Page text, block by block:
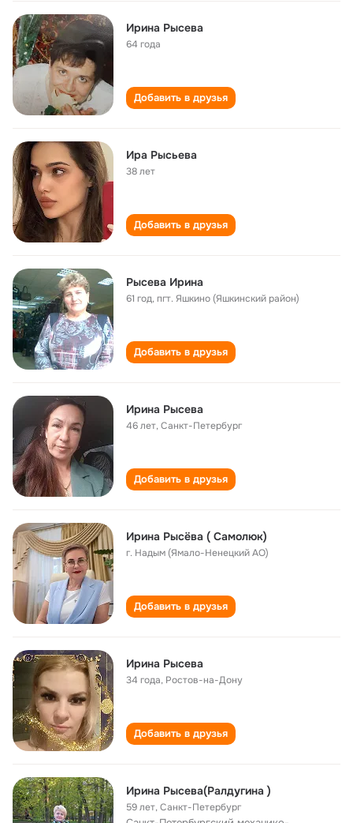
Ирина Рысева
64 года
Добавить в друзья
Ира Рысьева
38 лет
Добавить в друзья
Рысева Ирина
61 год,пгт. Яшкино (Яшкинский район)
Добавить в друзья
Ирина Рысева
46 лет,Санкт-Петербург
Добавить в друзья
Ирина Рысёва ( Самолюк)
г. Надым (Ямало-Ненецкий АО)
Добавить в друзья
Ирина Рысева
34 года, Ростов-на-Дону
Добавить в друзья
Ирина Рысева(Ралдугина )
59 лет,Санкт-Петербург